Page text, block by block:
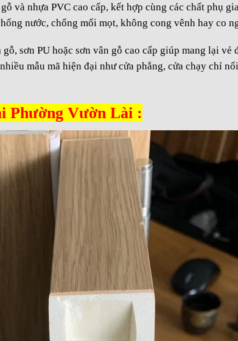
và nhựa PVC cao cấp, kết hợp cùng các chất phụ
nước, chống mối mọt, không cong vênh hay co
sơn PU hoặc sơn vân gỗ cao cấp giúp mang lại vẻ
mẫu mã hiện đại như cửa phẳng, cửa chạy chỉ
Phường Vườn Lài :